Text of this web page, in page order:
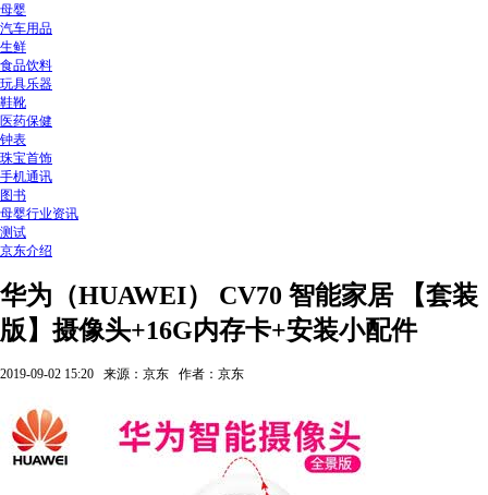
母婴
汽车用品
生鲜
食品饮料
玩具乐器
鞋靴
医药保健
钟表
珠宝首饰
手机通讯
图书
母婴行业资讯
测试
京东介绍
华为（HUAWEI） CV70 智能家居 【套装
版】摄像头+16G内存卡+安装小配件
2019-09-02 15:20 来源：京东 作者：京东